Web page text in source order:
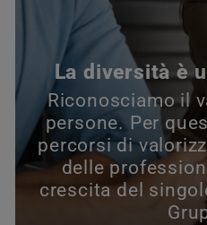
La diversità è
Riconosciamo il
persone. Per
percorsi di
delle
crescita del